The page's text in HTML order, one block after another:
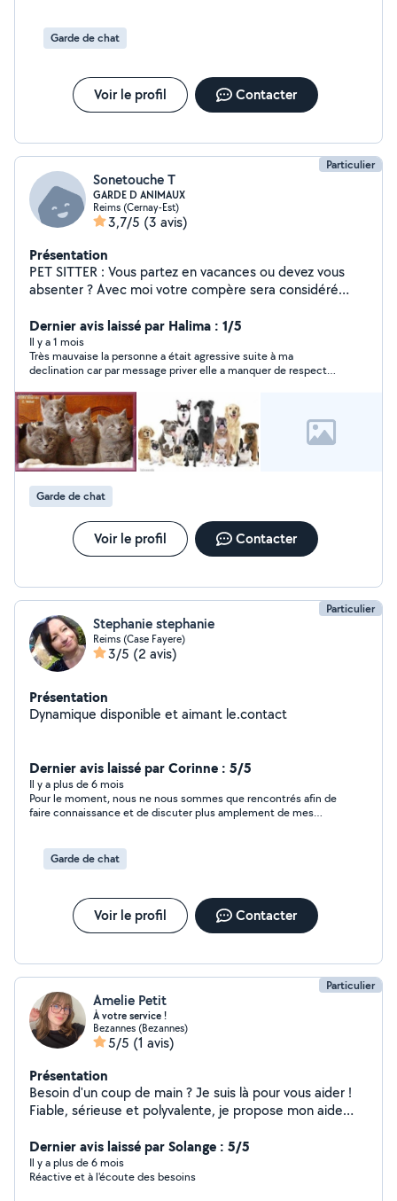
Garde de chat
Voir le profil Contacter
Particulier
Sonetouche T
GARDE D ANIMAUX
Reims (Cernay-Est)
3,7/5 (3 avis)
Présentation
PET SITTER : Vous partez en vacances ou devez vous
absenter ? Avec moi votre compère sera considéré
régulièrement depuis de longues années Je propose
divers services : - Garde, visites et promenades à votre
domicile - Garde à mon domicile Je n'accepte plus de
gros chiens ou des animaux sales, destructeurs ou qui
hurlent toute la journée PAS SERIEUX S ABSTENIR
Dernier avis laissé par Halima : 1/5
Il y a 1 mois
Très mauvaise la personne a était agressive suite à ma
declination car par message priver elle a manquer de respect
de la chance de déclinée pour protéger mon chat gestante elle
voulais également prendre le chatons des leur 3 mois révolu
Garde de chat
Voir le profil Contacter
Particulier
Stephanie stephanie
Reims (Case Fayere)
3/5 (2 avis)
Présentation
Dynamique disponible et aimant le.contact
Dernier avis laissé par Corinne : 5/5
Il y a plus de 6 mois
Pour le moment, nous ne nous sommes que rencontrés afin de
faire connaissance et de discuter plus amplement de mes
même génération et franchement, c'est une personne très
agréable et bienveillante. J'attends le mois de juillet pour voir
de remettre un avis.
Garde de chat
Voir le profil Contacter
Particulier
Amelie Petit
À votre service !
Bezannes (Bezannes)
5/5 (1 avis)
Présentation
Besoin d'un coup de main ? Je suis là pour vous aider !
Fiable, sérieuse et polyvalente, je propose mon aide
vos courses Garde d'enfants Monter vos meubles Vous
aider pour un déménagement Garde d'animaux (Chiens
et Chats) Petits travaux et bricolage Et bien d'autres
Dernier avis laissé par Solange : 5/5
Il y a plus de 6 mois
Réactive et à l'écoute des besoins